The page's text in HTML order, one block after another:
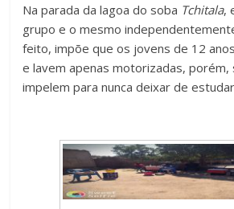
Na parada da lagoa do soba Tchitala,
grupo e o mesmo
feito, impõe que os jovens de 12
e lavem apenas motorizadas, porém,
impelem para nunca deixar de